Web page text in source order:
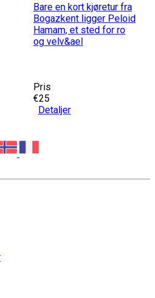
Bare en kort kjøretur fra
Bogazkent ligger Peloid
Hamam, et sted for ro
og velv&ael
Pris
€25
Detaljer